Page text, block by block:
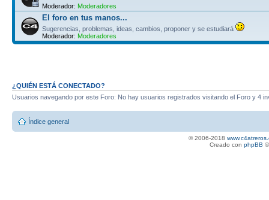
Moderador: Moderadores
El foro en tus manos...
Sugerencias, problemas, ideas, cambios, proponer y se estudiará
Moderador: Moderadores
¿QUIÉN ESTÁ CONECTADO?
Usuarios navegando por este Foro: No hay usuarios registrados visitando el Foro y 4
Índice general
© 2006-2018
Creado con phpBB